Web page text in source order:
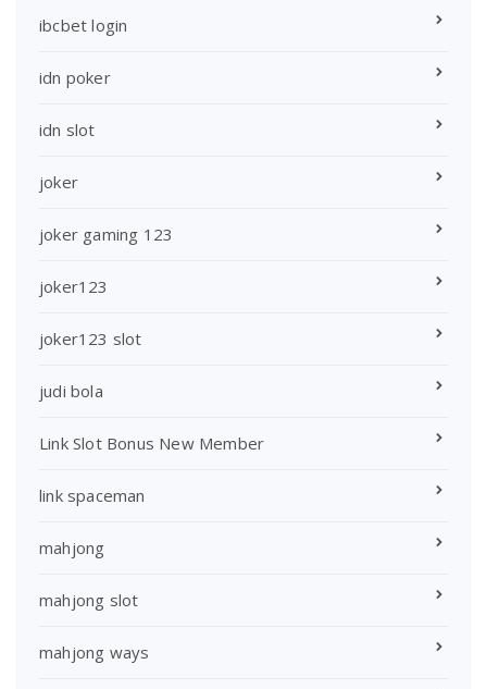
ibcbet login
idn poker
idn slot
joker
joker gaming 123
joker123
joker123 slot
judi bola
Link Slot Bonus New Member
link spaceman
mahjong
mahjong slot
mahjong ways